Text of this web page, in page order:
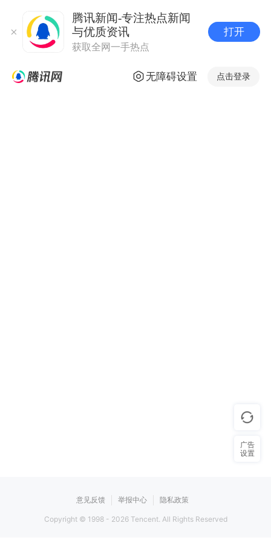
腾讯新闻-专注热点新闻
与优质资讯
获取全网一手热点
打开
无障碍设置 点击登录
意见反馈 举报中心 隐私政策
Copyright © 1998 - 2026Tencent. All Rights Reserved
广告
设置